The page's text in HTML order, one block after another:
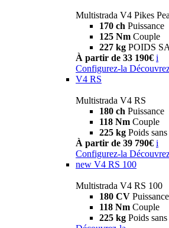
Multistrada V4 Pikes
170 ch Puissance
125 Nm Couple
227 kg POIDS
À partir de 33 190€ i
Configurez-la
V4 RS
Multistrada V4 RS
180 ch Puissance
118 Nm Couple
225 kg Poids
À partir de 39 790€ i
Configurez-la
new V4 RS 100
Multistrada V4 RS 100
180 CV Puissance
118 Nm Couple
225 kg Poids